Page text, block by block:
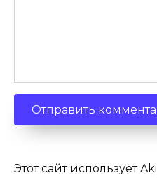
Этот сайт использует